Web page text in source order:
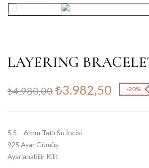
LAYERING
₺4.980,00 ₺3.982,50 -20%
5.5 – 6 mm Tatlı Su İncisi
925 Ayar Gümüş
Ayarlanabilir Kilit